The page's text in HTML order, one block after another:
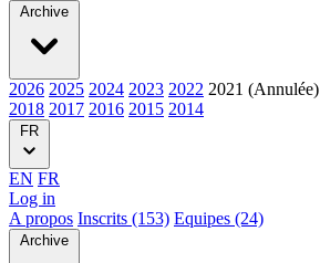
Archive
2026 2025 2024 2023 2022 2021 (Annulée)
2018 2017 2016 2015 2014
FR
EN FR
Log in
A propos Inscrits (153) Equipes (24)
Archive